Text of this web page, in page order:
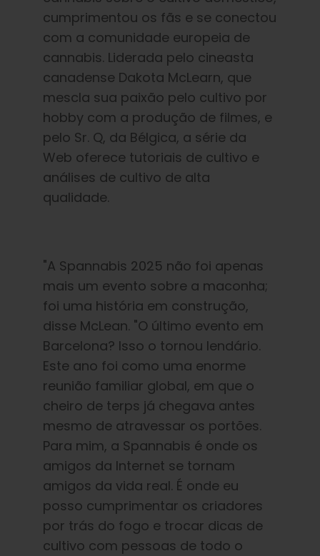
cumprimentou os fãs e se conectou
com a comunidade europeia de
cannabis. Liderada pelo cineasta
canadense Dakota McLearn, que
mescla sua paixão pelo cultivo por
hobby com a produção de filmes, e
pelo Sr. Q, da Bélgica, a série da
Web oferece tutoriais de cultivo e
análises de cultivo de alta
qualidade.
"A Spannabis 2025 não foi apenas
mais um evento sobre a maconha;
foi uma história em construção,
disse McLean. "O último evento em
Barcelona? Isso o tornou lendário.
Este ano foi como uma enorme
reunião familiar global, em que o
cheiro de terps já chegava antes
mesmo de atravessar os portões.
Para mim, a Spannabis é onde os
amigos da Internet se tornam
amigos da vida real. É onde eu
posso cumprimentar os criadores
por trás do fogo e trocar dicas de
cultivo com pessoas de todo o